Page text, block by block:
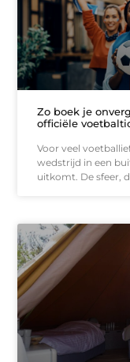
Zo boek je
officiële
Voor veel
wedstrijd in een
uitkomt. De sfeer,